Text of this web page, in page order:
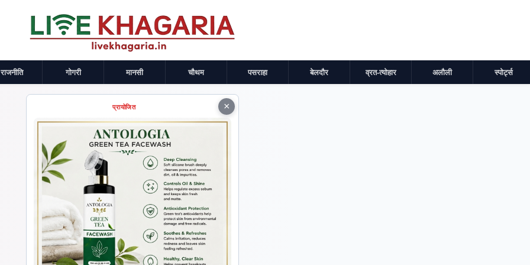
राजनीति गोगरी मानसी चौथम पसराहा बेलदौर व्रत-त्योहार अलौली स्पोर्ट्स
×
प्रायोजित